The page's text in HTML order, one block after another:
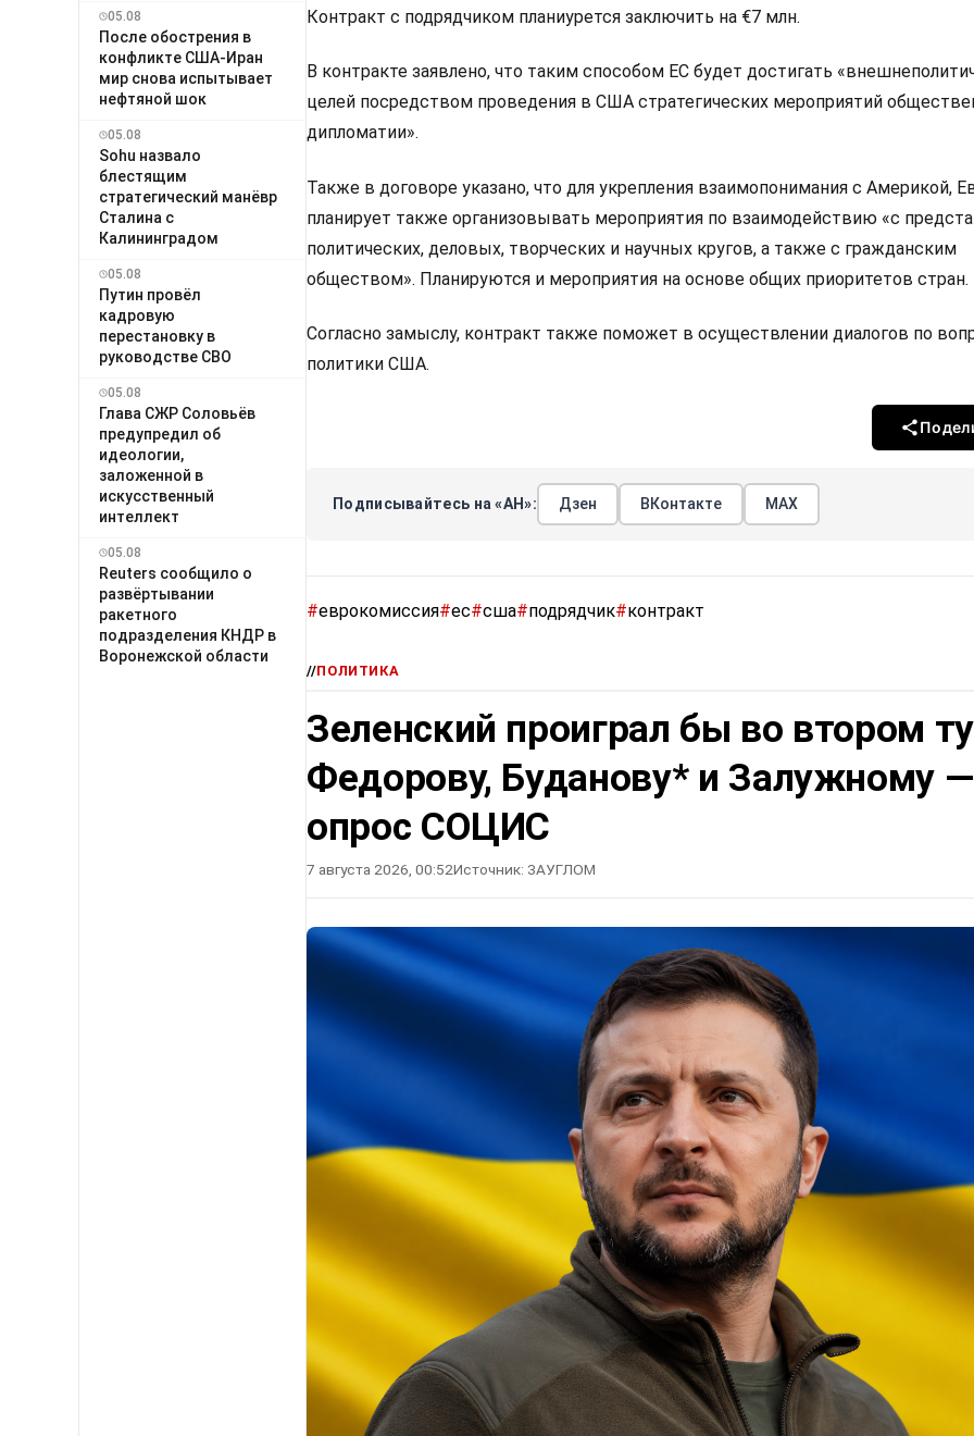
05.08
После обострения в
конфликте США-Иран
мир снова испытывает
нефтяной шок
05.08
Sohu назвало
блестящим
стратегический манёвр
Сталина с
Калининградом
05.08
Путин провёл
кадровую
перестановку в
руководстве СВО
05.08
Глава СЖР Соловьёв
предупредил об
идеологии,
заложенной в
искусственный
интеллект
05.08
Reuters сообщило о
развёртывании
ракетного
подразделения КНДР в
Воронежской области
Контракт с подрядчиком планиурется заключить на €7 млн.
В контракте заявлено, что таким способом ЕС будет достигать
целей посредством проведения в США стратегических мероприятий
дипломатии».
Также в договоре указано, что для укрепления взаимопонимания с Америкой,
планирует также организовывать мероприятия по взаимодействию «с
политических, деловых, творческих и научных кругов, а также с гражданским
обществом». Планируются и мероприятия на основе общих приоритетов стран.
Согласно замыслу, контракт также поможет в осуществлении диалогов по
политики США.
Подписывайтесь на «АН»: Дзен ВКонтакте МАХ
#еврокомиссия#ес#сша#подрядчик#контракт
//ПОЛИТИКА
Зеленский проиграл бы во втором
Федорову, Буданову* и Залужному —
опрос СОЦИС
7 августа 2026, 00:52Источник: ЗАУГЛОМ